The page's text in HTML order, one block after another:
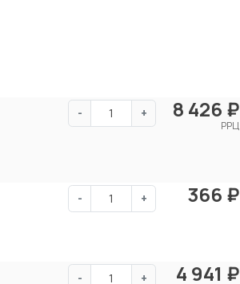
- + 8 426 ₽
РРЦ
- + 366 ₽
- + 4 941 ₽